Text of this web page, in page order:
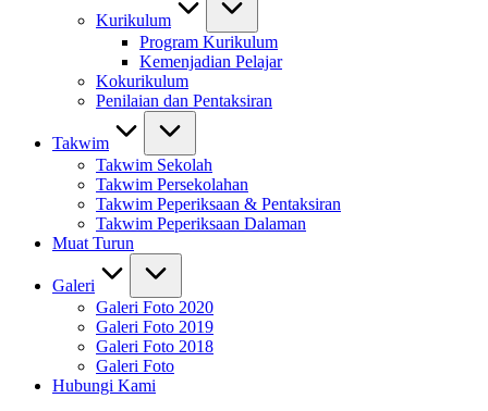
Kurikulum
Program Kurikulum
Kemenjadian Pelajar
Kokurikulum
Penilaian dan Pentaksiran
Takwim
Takwim Sekolah
Takwim Persekolahan
Takwim Peperiksaan & Pentaksiran
Takwim Peperiksaan Dalaman
Muat Turun
Galeri
Galeri Foto 2020
Galeri Foto 2019
Galeri Foto 2018
Galeri Foto
Hubungi Kami